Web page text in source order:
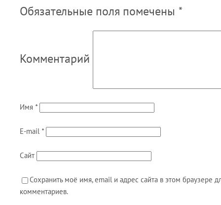
Обязательные поля помечены *
Комментарий
Имя *
E-mail *
Сайт
Сохранить моё имя, email и адрес сайта в этом браузере
комментариев.